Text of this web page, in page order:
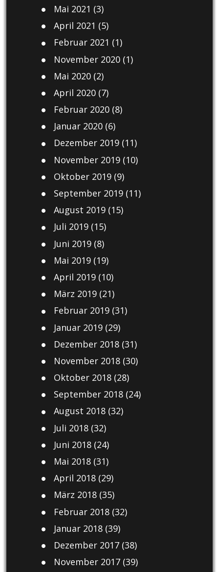
Mai 2021 (3)
April 2021 (5)
Februar 2021 (1)
November 2020(1)
Mai 2020(2)
April 2020(7)
Februar 2020(8)
Januar 2020(6)
Dezember 2019(11)
November 2019(10)
Oktober 2019(9)
September 2019(11)
August 2019(15)
Juli 2019(15)
Juni 2019(8)
Mai 2019(19)
April 2019(10)
März 2019(21)
Februar 2019(31)
Januar 2019(29)
Dezember 2018(31)
November 2018(30)
Oktober 2018(28)
September 2018(24)
August 2018(32)
Juli 2018(32)
Juni 2018(24)
Mai 2018(31)
April 2018(29)
März 2018(35)
Februar 2018(32)
Januar 2018(39)
Dezember 2017(38)
November 2017(39)